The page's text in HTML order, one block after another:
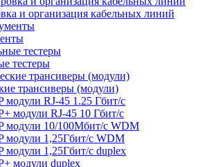
и организация кабельных линий
тестеры
трансиверы (модули)
модули RJ-45 1.25 Гбит/c
модули RJ-45 10 Гбит/c
модули 10/100Мбит/с WDM
модули 1,25Гбит/с WDM
модули 1,25Гбит/с duplex
модули duplex